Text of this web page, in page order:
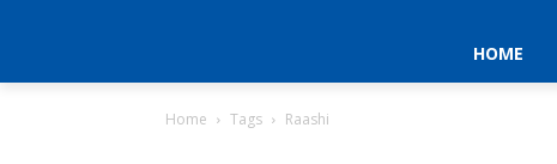
HOME
Home Tags Raashi